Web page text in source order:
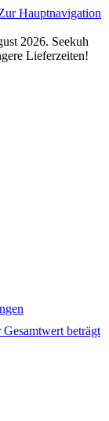
Hauptnavigation
2026. Seekuh
Lieferzeiten!
beträgt